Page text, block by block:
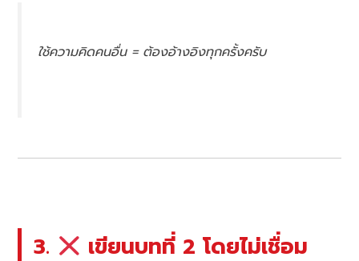
ใช้ความคิดคนอื่น = ต้องอ้างอิงทุกครั้งครับ
3. เขียนบทที่ 2 โดยไม่เชื่อม